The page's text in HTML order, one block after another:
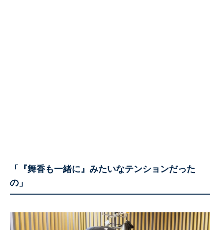
「『舞香も一緒に』みたいなテンションだった
の」